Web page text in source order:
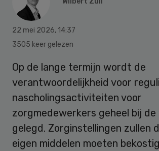
22 mei 2026, 14:37
3505 keer gelezen
Op de lange termijn wordt de
verantwoordelijkheid voor
nascholingsactiviteiten voor
zorgmedewerkers geheel bij
gelegd. Zorginstellingen zullen
eigen middelen moeten